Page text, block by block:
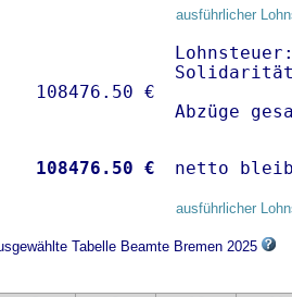
ausführlicher
Abzüge
108476.50 € netto
ausführlicher
Tabelle Beamte Bremen 2025